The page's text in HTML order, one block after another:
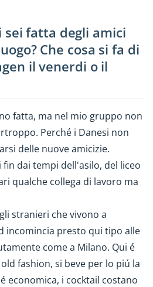
sei fatta degli amici
Che cosa si fa di
il venerdi o il
fatta, ma nel mio gruppo non
Perché i Danesi non
delle nuove amicizie.
dai tempi dell'asilo, del liceo
qualche collega di lavoro ma
stranieri che vivono a
incomincia presto qui tipo alle
come a Milano. Qui é
fashion, si beve per lo piú la
economica, i cocktail costano